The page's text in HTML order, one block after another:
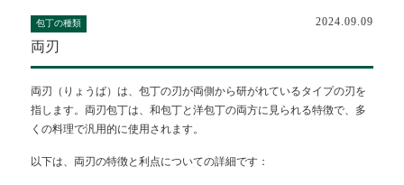
包丁の種類 2024.09.09
両刃
両刃（りょうば）は、包丁の刃が両側から研がれているタイプの刃を
指します。両刃包丁は、和包丁と洋包丁の両方に見られる特徴で、多
くの料理で汎用的に使用されます。
以下は、両刃の特徴と利点についての詳細です：